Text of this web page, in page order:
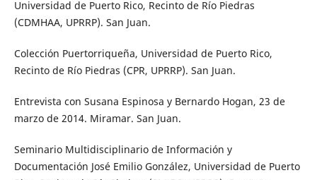
Universidad de Puerto Rico, Recinto de Río Piedras
(CDMHAA, UPRRP). San Juan.
Colección Puertorriqueña, Universidad de Puerto Rico,
Recinto de Río Piedras (CPR, UPRRP). San Juan.
Entrevista con Susana Espinosa y Bernardo Hogan, 23 de
marzo de 2014. Miramar. San Juan.
Seminario Multidisciplinario de Información y
Documentación José Emilio González, Universidad de Puerto